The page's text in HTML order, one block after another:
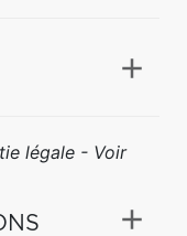
légale - Voir